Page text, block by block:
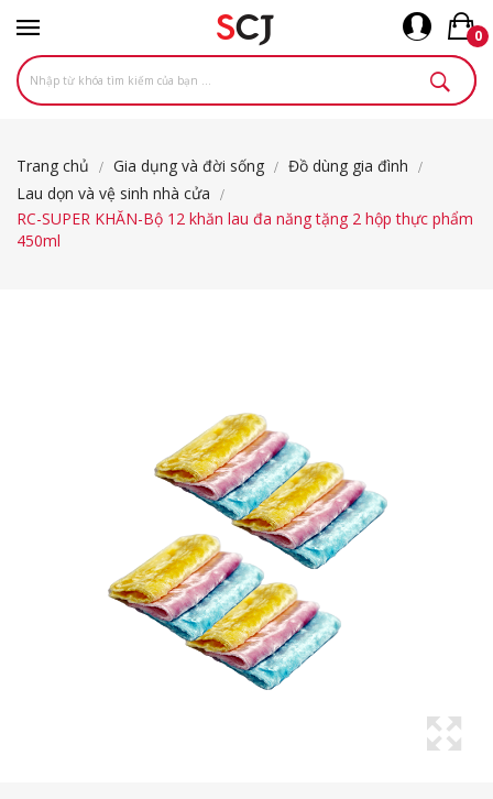
0
Trang chủ Gia dụng và đời sống
Đồ dùng gia đình
Lau dọn và vệ sinh nhà cửa
RC-SUPER KHĂN-Bộ 12 khăn lau đa năng tặng 2 hộp thực phẩm
450ml